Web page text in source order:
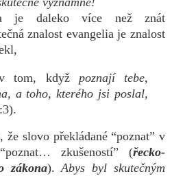
je daleko více než znát
znalost evangelia je znalost
tom, když poznají tebe,
a toho, kterého jsi poslal,
slovo překládané “poznat” v
zkušeností” (řecko-
zákona).Abys byl skutečným